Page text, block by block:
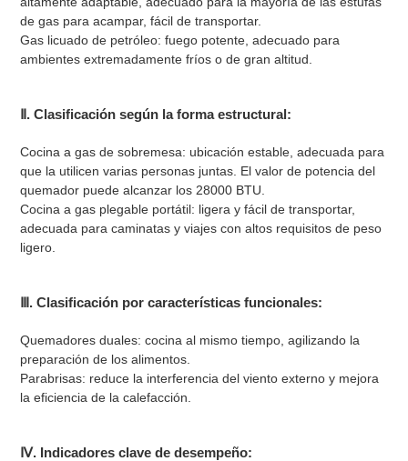
de gas para acampar, fácil de transportar.
Gas licuado de petróleo: fuego potente, adecuado para
ambientes extremadamente fríos o de gran altitud.
Ⅱ. Clasificación según la forma estructural:
Cocina a gas de sobremesa: ubicación estable, adecuada para
que la utilicen varias personas juntas. El valor de potencia del
quemador puede alcanzar los 28000 BTU.
Cocina a gas plegable portátil: ligera y fácil de transportar,
adecuada para caminatas y viajes con altos requisitos de peso
ligero.
Ⅲ. Clasificación por características funcionales:
Quemadores duales: cocina al mismo tiempo, agilizando la
preparación de los alimentos.
Parabrisas: reduce la interferencia del viento externo y mejora
la eficiencia de la calefacción.
Ⅳ. Indicadores clave de desempeño: